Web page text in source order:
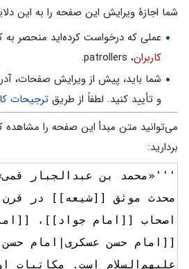
پرش
ناوبری
پرش
جستجو
شما اجازهٔ ویرایش این صفحه را به این
عملی که درخواست کرده‌اید منحصر به
کاربران، patrollers.
شما باید، پیش از ویرایش صفحات،
و تأیید کنید. لطفاً از طریق ترجیحات
می‌توانید متن مبدأ این صفحه را مشاهده
بردارید: